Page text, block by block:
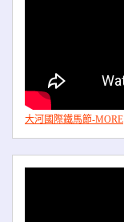
大河國際鐵馬節-MORE